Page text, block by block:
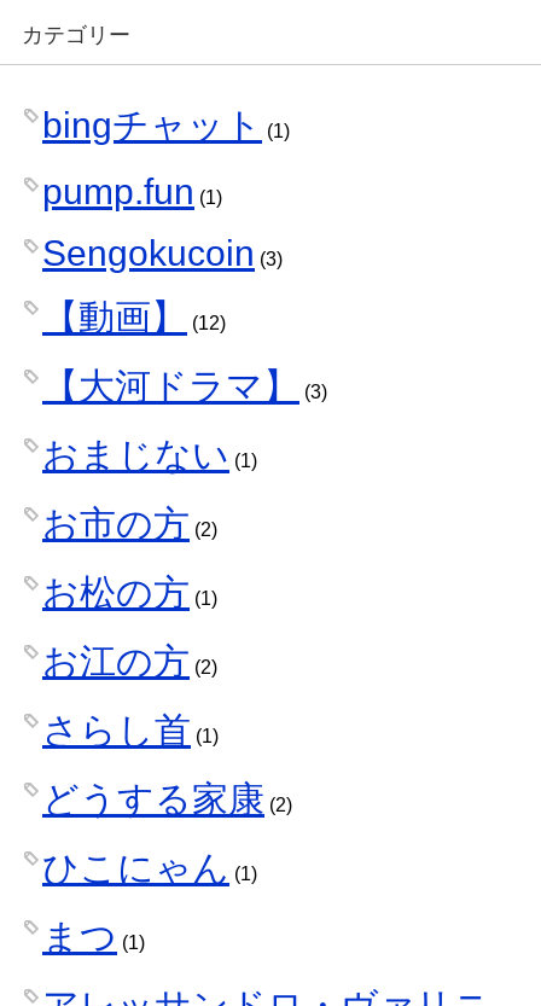
カテゴリー
bingチャット (1)
pump.fun (1)
Sengokucoin (3)
【動画】 (12)
【大河ドラマ】 (3)
おまじない (1)
お市の方 (2)
お松の方 (1)
お江の方 (2)
さらし首 (1)
どうする家康 (2)
ひこにゃん (1)
まつ (1)